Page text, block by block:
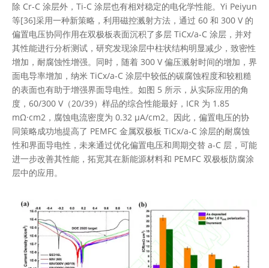
除 Cr-C 涂层外，Ti-C 涂层也有相对稳定的电化学性能。Yi Peiyun
等[36]采用一种新策略，利用磁控溅射方法，通过 60 和 300 V 的
偏置电压协同作用在双极板表面沉积了多层 TiCx/a-C 涂层，并对
其性能进行分析测试，研究发现涂层中柱状结构明显减少，致密性
增加，耐腐蚀性增强。同时，随着 300 V 偏压溅射时间的增加，界
面电导率增加，纳米 TiCx/a-C 涂层中较低的碳腐蚀程度和较粗糙
的表面也有助于增强界面导电性。如图 5 所示，从实际应用的角
度，60/300 V（20/39）样品的综合性能最好，ICR 为 1.85
mΩ·cm2，腐蚀电流密度为 0.32 μA/cm2。因此，偏置电压的协
同策略成功地提高了 PEMFC 金属双极板 TiCx/a-C 涂层的耐腐蚀
性和界面导电性，未来通过优化偏置电压和周期交替 a-C 层，可能
进一步改善其性能，拓宽其在新能源材料和 PEMFC 双极板防腐涂
层中的应用。